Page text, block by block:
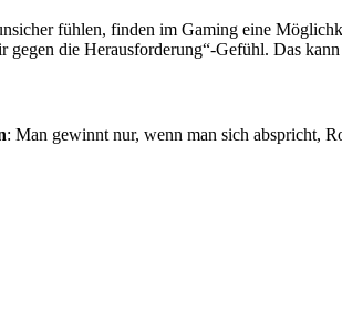
fühlen, finden im Gaming eine
gegen die Herausforderung“-Gefühl. Das kann
: Man gewinnt nur, wenn man sich abspricht,